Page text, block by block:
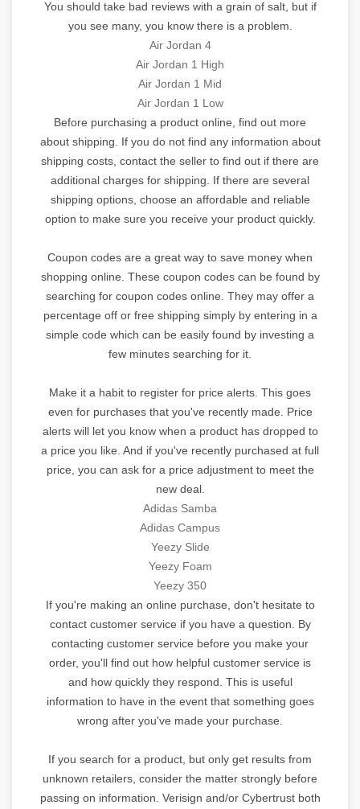
You should take bad reviews with a grain of salt, but if
you see many, you know there is a problem.
Air Jordan 4
Air Jordan 1 High
Air Jordan 1 Mid
Air Jordan 1 Low
Before purchasing a product online, find out more
about shipping. If you do not find any information about
shipping costs, contact the seller to find out if there are
additional charges for shipping. If there are several
shipping options, choose an affordable and reliable
option to make sure you receive your product quickly.
Coupon codes are a great way to save money when
shopping online. These coupon codes can be found by
searching for coupon codes online. They may offer a
percentage off or free shipping simply by entering in a
simple code which can be easily found by investing a
few minutes searching for it.
Make it a habit to register for price alerts. This goes
even for purchases that you've recently made. Price
alerts will let you know when a product has dropped to
a price you like. And if you've recently purchased at full
price, you can ask for a price adjustment to meet the
new deal.
Adidas Samba
Adidas Campus
Yeezy Slide
Yeezy Foam
Yeezy 350
If you're making an online purchase, don't hesitate to
contact customer service if you have a question. By
contacting customer service before you make your
order, you'll find out how helpful customer service is
and how quickly they respond. This is useful
information to have in the event that something goes
wrong after you've made your purchase.
If you search for a product, but only get results from
unknown retailers, consider the matter strongly before
passing on information. Verisign and/or Cybertrust both